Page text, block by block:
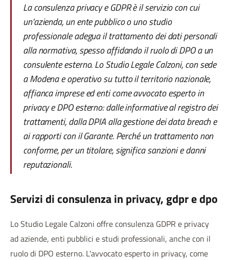
La consulenza privacy e GDPR è il servizio con cui
un'azienda, un ente pubblico o uno studio
professionale adegua il trattamento dei dati personali
alla normativa, spesso affidando il ruolo di DPO a un
consulente esterno. Lo Studio Legale Calzoni, con sede
a Modena e operativo su tutto il territorio nazionale,
affianca imprese ed enti come avvocato esperto in
privacy e DPO esterno: dalle informative al registro dei
trattamenti, dalla DPIA alla gestione dei data breach e
ai rapporti con il Garante. Perché un trattamento non
conforme, per un titolare, significa sanzioni e danni
reputazionali.
Servizi di consulenza in privacy, gdpr e dpo
Lo Studio Legale Calzoni offre consulenza GDPR e privacy
ad aziende, enti pubblici e studi professionali, anche con il
ruolo di DPO esterno. L'avvocato esperto in privacy, come